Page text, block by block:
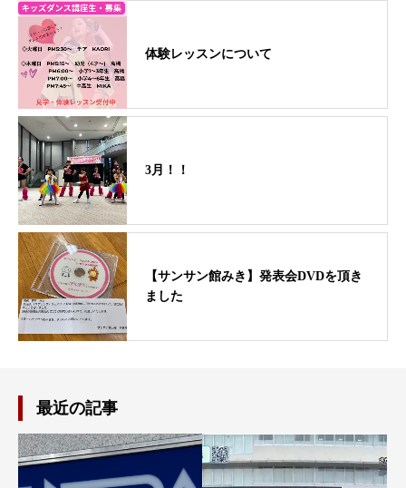
体験レッスンについて
3月！！
【サンサン館みき】発表会DVDを頂き
ました
最近の記事